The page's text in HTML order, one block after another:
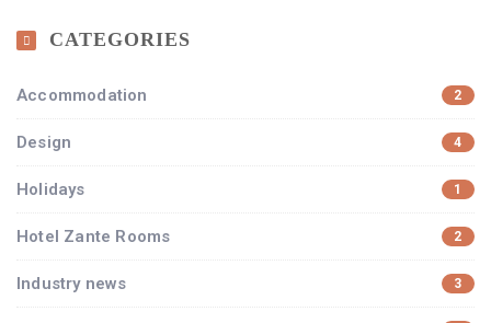
CATEGORIES
Accommodation 2
Design 4
Holidays 1
Hotel Zante Rooms 2
Industry news 3